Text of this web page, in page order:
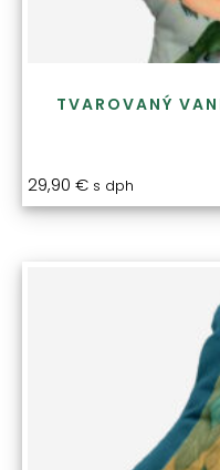
TVAROVANÝ
29,90 € s dph